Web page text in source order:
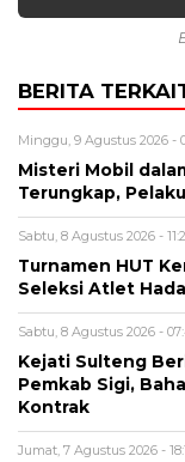
BERITA
Minggu, 9 Agustus 2026 -
Misteri Mobil
Terungkap,
Sabtu, 8 Agustus 2026 -
Turnamen HUT
Seleksi Atlet
Sabtu, 8 Agustus 2026 -
Kejati Sulteng
Pemkab Sigi,
Kontrak
Jumat, 7 Agustus 2026 -